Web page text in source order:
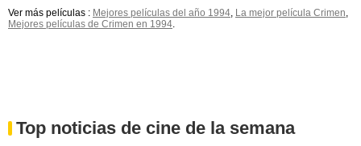
Ver más películas : Mejores películas del año 1994 La mejor película Crimen
Mejores películas de Crimen en 1994
Top noticias de cine de la semana